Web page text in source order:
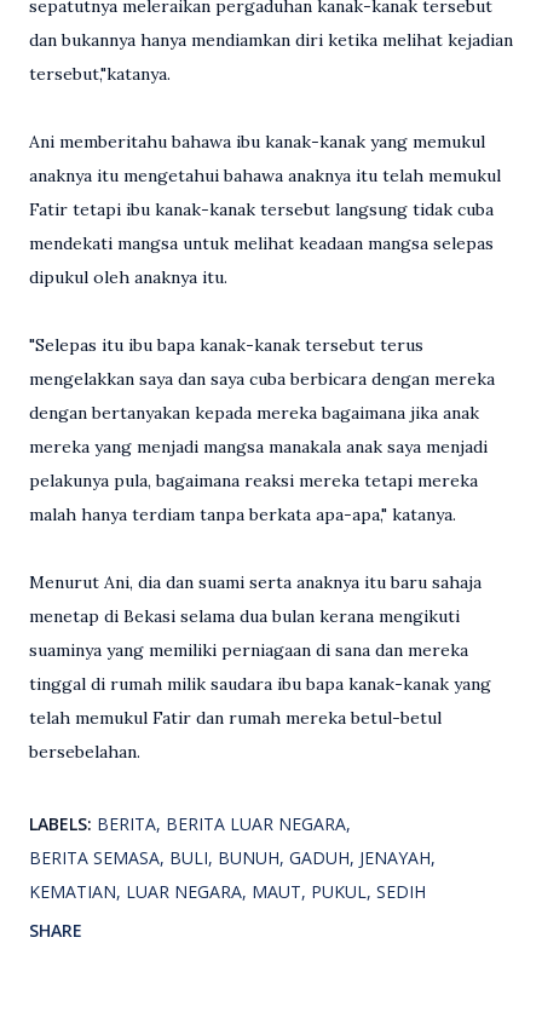
sepatutnya meleraikan pergaduhan kanak-kanak tersebut
dan bukannya hanya mendiamkan diri ketika melihat kejadian
tersebut,"katanya.
Ani memberitahu bahawa ibu kanak-kanak yang memukul
anaknya itu mengetahui bahawa anaknya itu telah memukul
Fatir tetapi ibu kanak-kanak tersebut langsung tidak cuba
mendekati mangsa untuk melihat keadaan mangsa selepas
dipukul oleh anaknya itu.
"Selepas itu ibu bapa kanak-kanak tersebut terus
mengelakkan saya dan saya cuba berbicara dengan mereka
dengan bertanyakan kepada mereka bagaimana jika anak
mereka yang menjadi mangsa manakala anak saya menjadi
pelakunya pula, bagaimana reaksi mereka tetapi mereka
malah hanya terdiam tanpa berkata apa-apa," katanya.
Menurut Ani, dia dan suami serta anaknya itu baru sahaja
menetap di Bekasi selama dua bulan kerana mengikuti
suaminya yang memiliki perniagaan di sana dan mereka
tinggal di rumah milik saudara ibu bapa kanak-kanak yang
telah memukul Fatir dan rumah mereka betul-betul
bersebelahan.
LABELS: BERITA BERITA LUAR NEGARA
BERITA SEMASA BULI BUNUH GADUH JENAYAH
KEMATIAN LUAR NEGARA MAUT PUKUL SEDIH
SHARE